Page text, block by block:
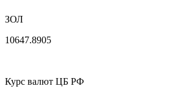
ЗОЛ
10647.8905
Курс валют ЦБ РФ